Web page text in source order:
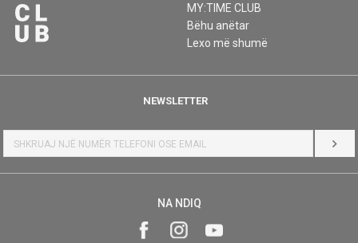
MY:TIME CLUB
Bëhu anëtar
Lexo më shumë
NEWSLETTER
HYR
NA NDIQ